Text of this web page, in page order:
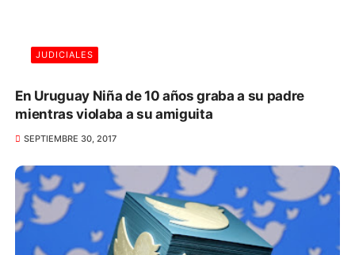
JUDICIALES
En Uruguay Niña de 10 años graba a su padre
mientras violaba a su amiguita
SEPTIEMBRE 30, 2017